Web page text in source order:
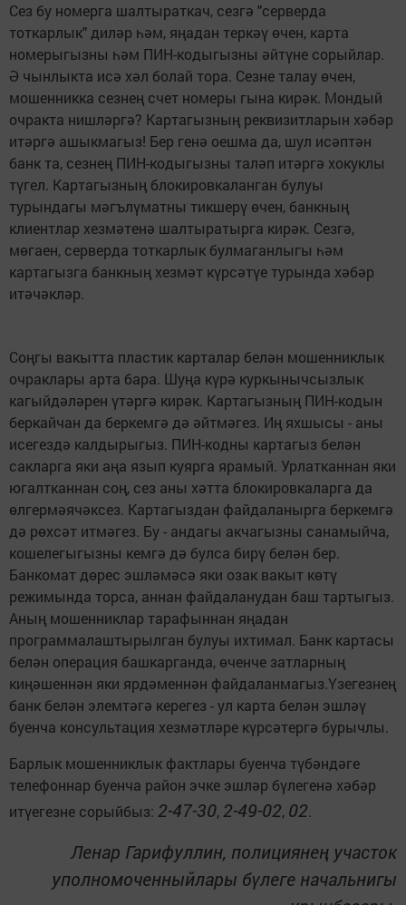
Сез бу номерга шалтыраткач, сезгә "серверда
тоткарлык" диләр һәм, яңадан теркәү өчен, карта
номерыгызны һәм ПИН-кодыгызны әйтүне сорыйлар.
Ә чынлыкта исә хәл болай тора. Сезне талау өчен,
мошенникка сезнең счет номеры гына кирәк. Мондый
очракта нишләргә? Картагызның реквизитларын хәбәр
итәргә ашыкмагыз! Бер генә оешма да, шул исәптән
банк та, сезнең ПИН-кодыгызны таләп итәргә хокуклы
түгел. Картагызның блокировкаланган булуы
турындагы мәгълүматны тикшерү өчен, банкның
клиентлар хезмәтенә шалтыратырга кирәк. Сезгә,
мөгаен, серверда тоткарлык булмаганлыгы һәм
картагызга банкның хезмәт күрсәтүе турында хәбәр
итәчәкләр.
Соңгы вакытта пластик карталар белән мошенниклык
очраклары арта бара. Шуңа күрә куркынычсызлык
кагыйдәләрен үтәргә кирәк. Картагызның ПИН-кодын
беркайчан да беркемгә дә әйтмәгез. Иң яхшысы - аны
исегездә калдырыгыз. ПИН-кодны картагыз белән
сакларга яки аңа язып куярга ярамый. Урлатканнан яки
югалтканнан соң, сез аны хәтта блокировкаларга да
өлгермәячәксез. Картагыздан файдаланырга беркемгә
дә рөхсәт итмәгез. Бу - андагы акчагызны санамыйча,
кошелегыгызны кемгә дә булса бирү белән бер.
Банкомат дөрес эшләмәсә яки озак вакыт көтү
режимында торса, аннан файдаланудан баш тартыгыз.
Аның мошенниклар тарафыннан яңадан
программалаштырылган булуы ихтимал. Банк картасы
белән операция башкарганда, өченче затларның
киңәшеннән яки ярдәменнән файдаланмагыз.Үзегезнең
банк белән элемтәгә керегез - ул карта белән эшләү
буенча консультация хезмәтләре күрсәтергә бурычлы.
Барлык мошенниклык фактлары буенча түбәндәге
телефоннар буенча район эчке эшләр бүлегенә хәбәр
итүегезне сорыйбыз: 2-47-30,2-49-02, 02.
Ленар Гарифуллин, полициянең участок
уполномоченныйлары бүлеге начальнигы